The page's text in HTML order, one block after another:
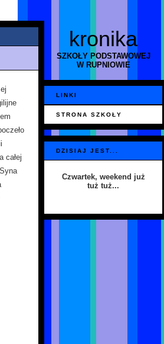
kronika
SZKOŁY PODSTAWOWEJ
W RUPNIOWIE
całej
LINKI
STRONA SZKOŁY
DZISIAJ JEST...
Czwartek, weekend już
tuż tuż...